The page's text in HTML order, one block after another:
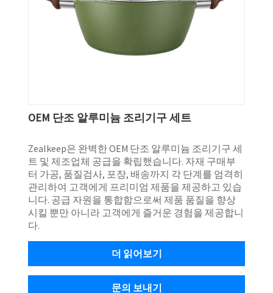
OEM 단조 알루미늄 조리기구 세트
Zealkeep은 완벽한 OEM 단조 알루미늄 조리기구 세
트 및 제조업체 공급을 확립했습니다. 자재 구매부
터 가공, 품질검사, 포장, 배송까지 각 단계를 엄격히
관리하여 고객에게 프리미엄 제품을 제공하고 있습
니다. 공급 자원을 통합함으로써 제품 품질을 향상
시킬 뿐만 아니라 고객에게 즐거운 경험을 제공합니
다.
더 읽어보기
문의 보내기